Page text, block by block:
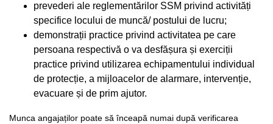
prevederi ale reglementărilor SSM privind activități
specifice locului de muncă/ postului de lucru;
demonstrații practice privind activitatea pe care
persoana respectivă o va desfășura și exerciții
practice privind utilizarea echipamentului individual
de protecție, a mijloacelor de alarmare, intervenție,
evacuare și de prim ajutor.
Munca angajaților poate să înceapă numai după verificarea